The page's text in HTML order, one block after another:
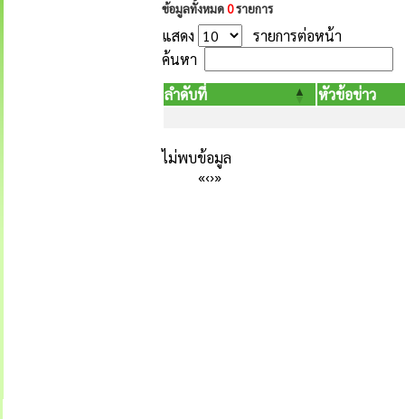
ข้อมูลทั้งหมด0รายการ
แสดง
รายการต่อหน้า
ค้นหา
ลำดับที่
หัวข้อข่าว
ไม่พบข้อมูล
«‹›»